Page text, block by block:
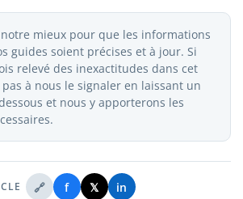
mieux pour que les informations
guides soient précises et à jour. Si
relevé des inexactitudes dans cet
à nous le signaler en laissant un
et nous y apporterons les
🔗 f 𝕏 in